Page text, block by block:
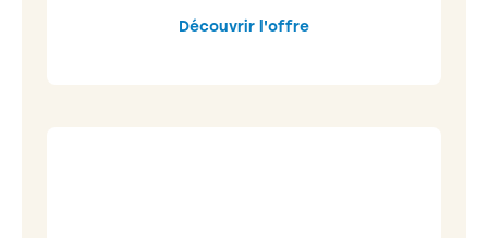
Découvrir l'offre